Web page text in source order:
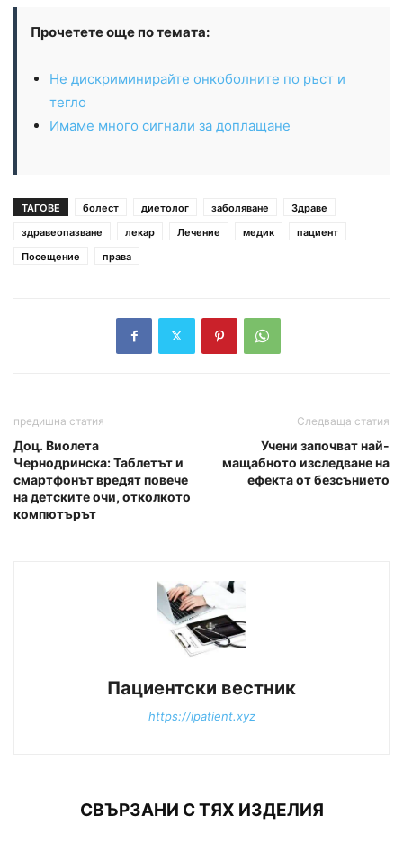
Прочетете още по темата:
Не дискриминирайте онкоболните по ръст и
тегло
Имаме много сигнали за доплащане
ТАГОВЕ болест диетолог заболяване
Здраве
здравеопазване
лекар Лечение медик
пациент
Посещение
права
предишна статия
Доц. Виолета
Чернодринска: Таблетът и
смартфонът вредят повече
на детските очи, отколкото
компютърът
Следваща статия
Учени започват най-
мащабното изследване на
ефекта от безсънието
Пациентски вестник
https://ipatient.xyz
СВЪРЗАНИ С ТЯХ ИЗДЕЛИЯ